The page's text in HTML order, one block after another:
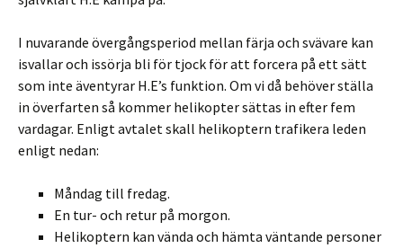
I nuvarande övergångsperiod mellan färja och svävare kan
isvallar och issörja bli för tjock för att forcera på ett sätt
som inte äventyrar H.E’s funktion. Om vi då behöver ställa
in överfarten så kommer helikopter sättas in efter fem
vardagar. Enligt avtalet skall helikoptern trafikera leden
enligt nedan:
Måndag till fredag.
En tur- och retur på morgon.
Helikoptern kan vända och hämta väntande personer